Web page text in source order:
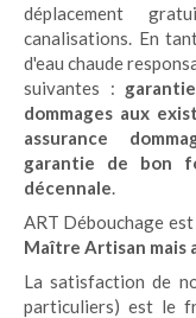
déplacement
canalisations. En
d'eau chaude
suivantes :
dommages aux
assurance
garantie de bon
décennale.
ART Débouchage
Maître Artisan mais
La satisfaction de
particuliers) est le